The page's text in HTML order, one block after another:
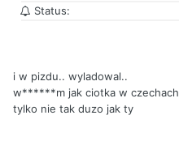
Status:
i w pizdu.. wyladowal..
w******m jak ciotka w czechach
tylko nie tak duzo jak ty